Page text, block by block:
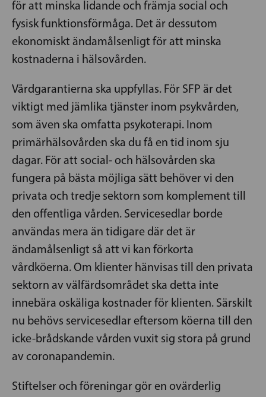
för att minska lidande och främja social och
fysisk funktionsförmåga. Det är dessutom
ekonomiskt ändamålsenligt för att minska
kostnaderna i hälsovården.
Vårdgarantierna ska uppfyllas. För SFP är det
viktigt med jämlika tjänster inom psykvården,
som även ska omfatta psykoterapi. Inom
primärhälsovården ska du få en tid inom sju
dagar. För att social- och hälsovården ska
fungera på bästa möjliga sätt behöver vi den
privata och tredje sektorn som komplement till
den offentliga vården. Servicesedlar borde
användas mera än tidigare där det är
ändamålsenligt så att vi kan förkorta
vårdköerna. Om klienter hänvisas till den privata
sektorn av välfärdsområdet ska detta inte
innebära oskäliga kostnader för klienten. Särskilt
nu behövs servicesedlar eftersom köerna till den
icke-brådskande vården vuxit sig stora på grund
av coronapandemin.
Stiftelser och föreningar gör en ovärderlig